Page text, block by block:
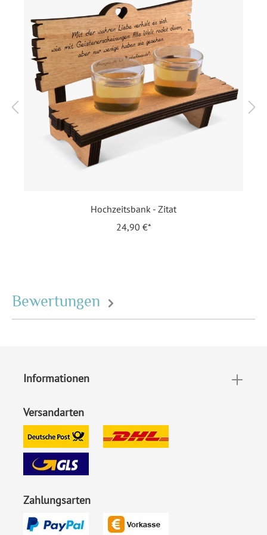
Diese Bank wird aus einem 1 cm dicken Pappelholz von
uns hier in Deutschland geölt, lasergeschnitten und
(eingefärbt) graviert. Hier erhalten Sie ein
Qualitätsprodukt: Ihr personalisierter Inhalt hält
bombenfest, damit haben Sie (oder das beschenkte
Brautpaar) noch sehr lange etwas davon!
Format:
Hochzeitsbank (Länge 16,5
Zusammengeklebt
Inkl. Gravur Ihrer Inhalte
Material:
Geöltes Pappelholz (1 cm
Hochzeitsbank - Zitat
24,90 €*
Bewertungen
Informationen
Versandarten
Zahlungsarten